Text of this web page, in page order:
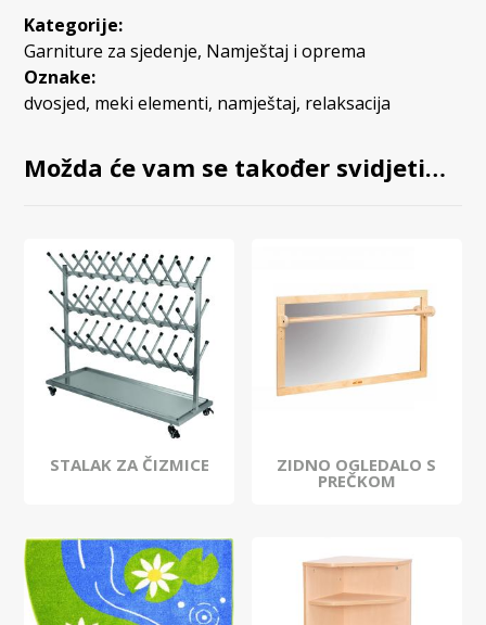
Kategorije:
Garniture za sjedenje, Namještaj i oprema
Oznake:
dvosjed, meki elementi, namještaj, relaksacija
Možda će vam se također svidjeti…
STALAK ZA ČIZMICE ZIDNO OGLEDALO S
PREČKOM